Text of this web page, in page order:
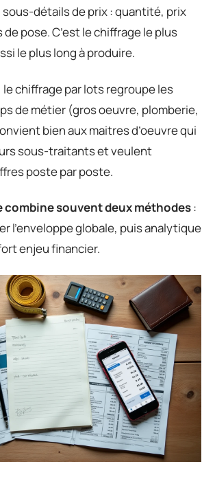
détails de prix : quantité, prix
pose. C’est le chiffrage le plus
le plus long à produire.
le chiffrage par lots regroupe les
de métier (gros oeuvre, plomberie,
bien aux maitres d’oeuvre qui
sous-traitants et veulent
poste par poste.
combine souvent deux méthodes:
l’enveloppe globale, puis analytique
enjeu financier.